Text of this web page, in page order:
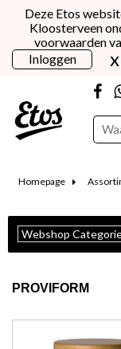
Deze Etos
Kloosterveen
voorwaarden
Inloggen
x
Homepage
PROVIFORM